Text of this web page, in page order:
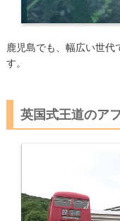
鹿児島でも、幅広い世代
す。
英国式王道のア